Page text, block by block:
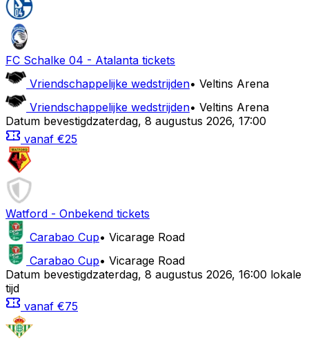
FC Schalke 04 - Atalanta tickets
Vriendschappelijke wedstrijden• Veltins Arena
Vriendschappelijke wedstrijden• Veltins Arena
Datum bevestigdzaterdag, 8 augustus 2026, 17:00
vanaf €25
Watford - Onbekend tickets
Carabao Cup• Vicarage Road
Carabao Cup• Vicarage Road
Datum bevestigdzaterdag, 8 augustus 2026, 16:00 lokale
tijd
vanaf €75